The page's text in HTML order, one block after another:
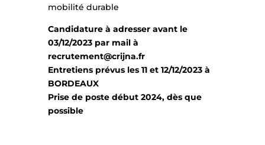
mobilité durable
Candidature à adresser avant le
03/12/2023 par mail à
recrutement@crijna.fr
Entretiens prévus les 11 et 12/12/2023 à
BORDEAUX
Prise de poste début 2024, dès que
possible